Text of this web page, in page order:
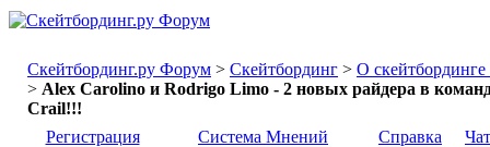
Скейтбординг.ру Форум > Скейтбординг > О скейтбординге
> Alex Carolino и Rodrigo Limo - 2 новых райдера в
Crail!!!
Регистрация
Система Мнений Справка Чат